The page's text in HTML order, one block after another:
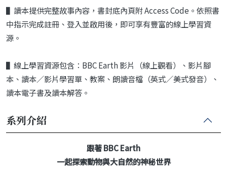
▌讀本提供完整故事內容，書封底內頁附 Access Code。依照書
中指示完成註冊、登入並啟用後，即可享有豐富的線上學習資
源。
▌線上學習資源包含：BBC Earth 影片（線上觀看）、影片腳
本、讀本／影片學習單、教案、朗讀音檔（英式／美式發音）、
讀本電子書及讀本解答。
系列介紹
跟著 BBC Earth
一起探索動物與大自然的神秘世界